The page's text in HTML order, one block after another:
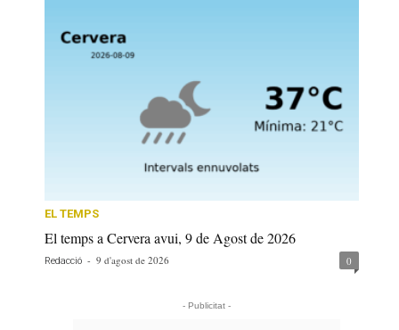
EL TEMPS
El temps a Cervera avui, 9 de Agost de 2026
Redacció - 9 d'agost de 2026 0
- Publicitat -